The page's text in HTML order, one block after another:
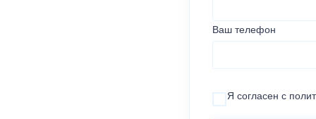
Ваш телефон
Я согласен с